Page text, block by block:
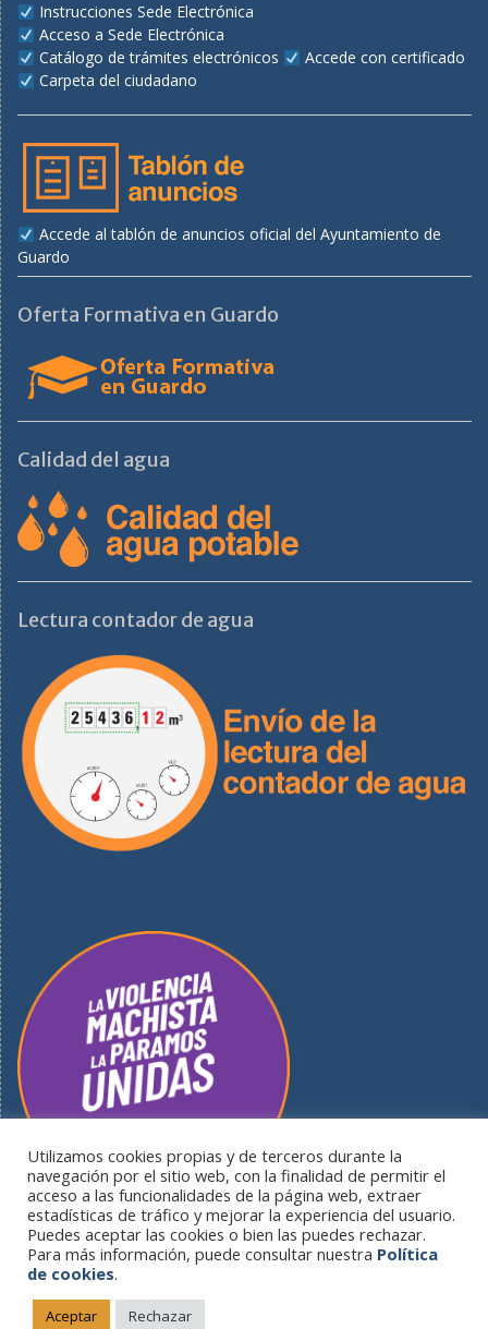
Instrucciones Sede Electrónica
Acceso a Sede Electrónica
Catálogo de trámites electrónicos
Accede con certificado
Carpeta del ciudadano
Accede al tablón de anuncios oficial del Ayuntamiento de
Guardo
Oferta Formativa en Guardo
Calidad del agua
Lectura contador de agua
Ayuntamiento S/N - 34880 Guardo (Palencia) |
Utilizamos cookies propias y de terceros durante la
navegación por el sitio web, con la finalidad de permitir el
acceso a las funcionalidades de la página web, extraer
estadísticas de tráfico y mejorar la experiencia del usuario.
Puedes aceptar las cookies o bien las puedes rechazar.
Para más información, puede consultar nuestra Política
de cookies.
Aceptar Rechazar